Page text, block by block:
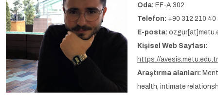
Oda: EF-A 302
Telefon: +90 312 210 40
E-posta:
Kişisel Web Sayfası:
https://
Araştırma alanları:
health, intimate